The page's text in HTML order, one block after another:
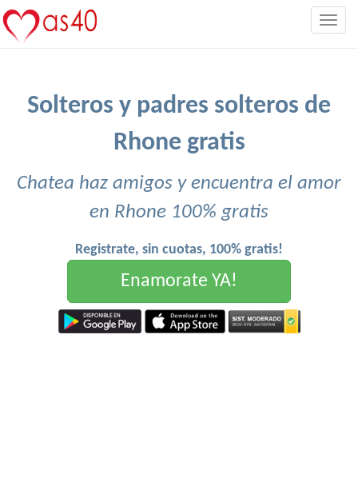
Solteros y padres solteros de
Rhone gratis
Chatea haz amigos y encuentra el amor
en Rhone 100% gratis
Registrate, sin cuotas, 100% gratis!
Enamorate YA!